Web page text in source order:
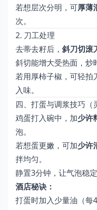
若想层次分明，可厚薄
次。
2. 刀工处理
去蒂去籽后， 斜刀切滚
斜切能增大受热面，炒
若用厚柿子椒，可轻拍
入味。
四、打蛋与调浆技巧（
鸡蛋打入碗中，加少许
泡。
若想蛋更嫩，可加少许
拌均匀。
静置3分钟，让气泡稳定
酒店秘诀：
打蛋时加入少量油（每